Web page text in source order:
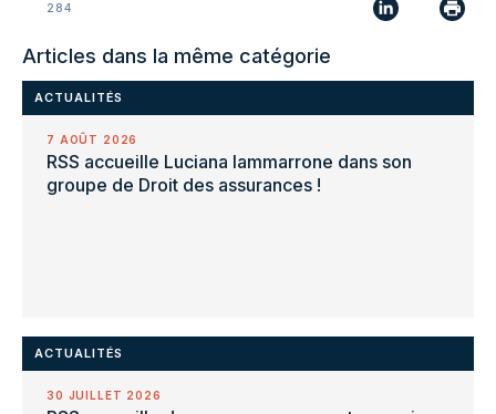
284
Articles dans la même catégorie
ACTUALITÉS
7 AOÛT 2026
RSS accueille Luciana Iammarrone dans son
groupe de Droit des assurances !
ACTUALITÉS
30 JUILLET 2026